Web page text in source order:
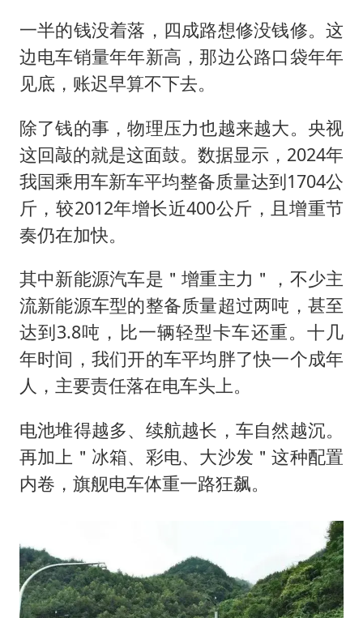
一半的钱没着落，四成路想修没钱修。这
边电车销量年年新高，那边公路口袋年年
见底，账迟早算不下去。
除了钱的事，物理压力也越来越大。央视
这回敲的就是这面鼓。数据显示，2024年
我国乘用车新车平均整备质量达到1704公
斤，较2012年增长近400公斤，且增重节
奏仍在加快。
其中新能源汽车是＂增重主力＂，不少主
流新能源车型的整备质量超过两吨，甚至
达到3.8吨，比一辆轻型卡车还重。十几
年时间，我们开的车平均胖了快一个成年
人，主要责任落在电车头上。
电池堆得越多、续航越长，车自然越沉。
再加上＂冰箱、彩电、大沙发＂这种配置
内卷，旗舰电车体重一路狂飙。